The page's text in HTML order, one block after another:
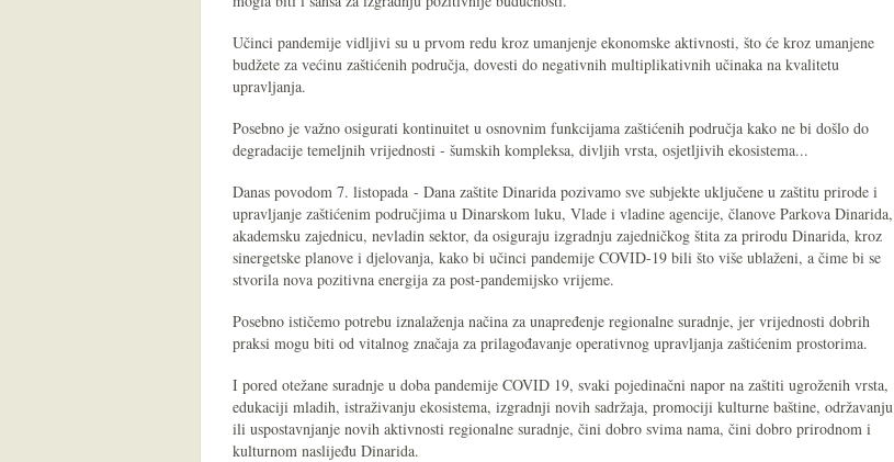
Učinci pandemije vidljivi su u prvom redu kroz umanjenje ekonomske aktivnosti, što će kroz umanjene
budžete za većinu zaštićenih područja, dovesti do negativnih multiplikativnih učinaka na kvalitetu
upravljanja.
Posebno je važno osigurati kontinuitet u osnovnim funkcijama zaštićenih područja kako ne bi došlo do
degradacije temeljnih vrijednosti - šumskih kompleksa, divljih vrsta, osjetljivih ekosistema...
Danas povodom 7. listopada - Dana zaštite Dinarida pozivamo sve subjekte uključene u zaštitu prirode i
upravljanje zaštićenim područjima u Dinarskom luku, Vlade i vladine agencije, članove Parkova Dinarida,
akademsku zajednicu, nevladin sektor, da osiguraju izgradnju zajedničkog štita za prirodu Dinarida, kroz
sinergetske planove i djelovanja, kako bi učinci pandemije COVID-19 bili što više ublaženi, a čime bi se
stvorila nova pozitivna energija za post-pandemijsko vrijeme.
Posebno ističemo potrebu iznalaženja načina za unapređenje regionalne suradnje, jer vrijednosti dobrih
praksi mogu biti od vitalnog značaja za prilagođavanje operativnog upravljanja zaštićenim prostorima.
I pored otežane suradnje u doba pandemije COVID 19, svaki pojedinačni napor na zaštiti ugroženih vrsta,
edukaciji mladih, istraživanju ekosistema, izgradnji novih sadržaja, promociji kulturne baštine, održavanju
ili uspostavnjanje novih aktivnosti regionalne suradnje, čini dobro svima nama, čini dobro prirodnom i
kulturnom naslijeđu Dinarida.